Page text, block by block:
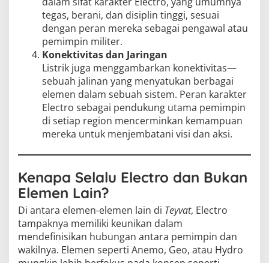
tegas, berani, dan disiplin tinggi, sesuai
dengan peran mereka sebagai pengawal atau
pemimpin militer.
Konektivitas dan Jaringan
Listrik juga menggambarkan konektivitas—
sebuah jalinan yang menyatukan berbagai
elemen dalam sebuah sistem. Peran karakter
Electro sebagai pendukung utama pemimpin
di setiap region mencerminkan kemampuan
mereka untuk menjembatani visi dan aksi.
Kenapa Selalu Electro dan Bukan
Elemen Lain?
Di antara elemen-elemen lain di Teyvat, Electro
tampaknya memiliki keunikan dalam
mendefinisikan hubungan antara pemimpin dan
wakilnya. Elemen seperti Anemo, Geo, atau Hydro